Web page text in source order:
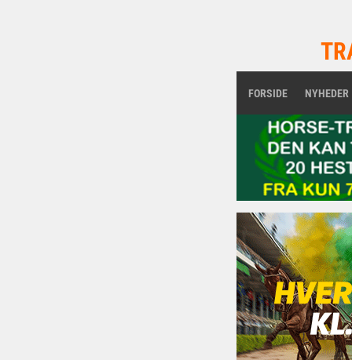
FORSIDE NYHEDER